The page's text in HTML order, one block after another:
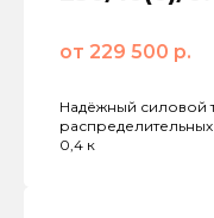
от 229 500 р.
Надёжный силовой
0,4 к